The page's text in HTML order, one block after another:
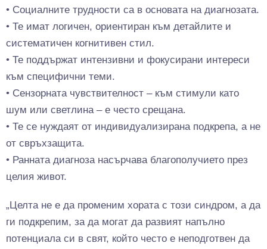
• Социалните трудности са в основата на диагнозата.
• Те имат логичен, ориентиран към детайлите и
систематичен когнитивен стил.
• Те поддържат интензивни и фокусирани интереси
към специфични теми.
• Сензорната чувствителност – към стимули като
шум или светлина – е често срещана.
• Те се нуждаят от индивидуализирана подкрепа, а не
от свръхзащита.
• Ранната диагноза насърчава благополучието през
целия живот.
„Целта не е да променим хората с този синдром, а да
ги подкрепим, за да могат да развият напълно
потенциала си в свят, който често е неподготвен да